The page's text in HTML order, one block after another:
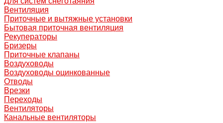
Вентиляция
Приточные и вытяжные установки
Бытовая приточная вентиляция
Рекуператоры
Бризеры
Приточные клапаны
Воздуховоды
Воздуховоды оцинкованные
Отводы
Врезки
Переходы
Вентиляторы
Канальные вентиляторы